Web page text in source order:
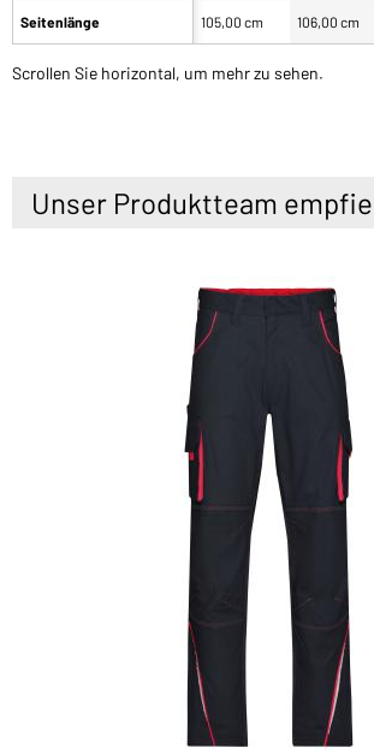
Seitenlänge 105,00 cm 106,00 cm
Scrollen Sie horizontal, um mehr zu sehen.
Unser Produktteam